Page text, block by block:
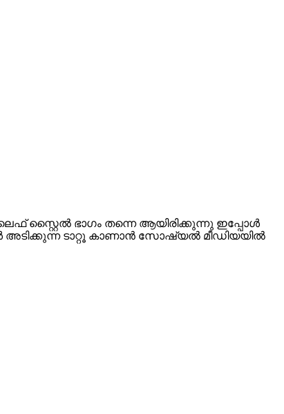
ലൈഫ് സ്റ്റൈല്‍ ഭാഗം തന്നെ ആയിരിക്കുന്നു ഇപ്പോള്‍
അടിക്കുന്ന ടാറ്റൂ കാണാന്‍ സോഷ്യല്‍ മീഡിയയില്‍